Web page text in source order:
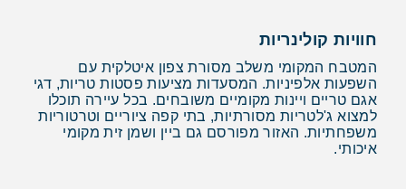
חוויות קולינריות
המטבח המקומי משלב מסורת צפון איטלקית עם
השפעות אלפיניות. המסעדות מציעות פסטות טריות, דגי
אגם טריים ויינות מקומיים משובחים. בכל עיירה תוכלו
למצוא ג'לטריות מסורתיות, בתי קפה ציוריים וטרטוריות
משפחתיות. האזור מפורסם גם ביין ושמן זית מקומי
איכותי.